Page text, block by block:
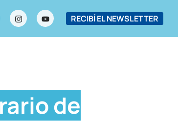
RECIBÍ EL NEWSLETTER
de